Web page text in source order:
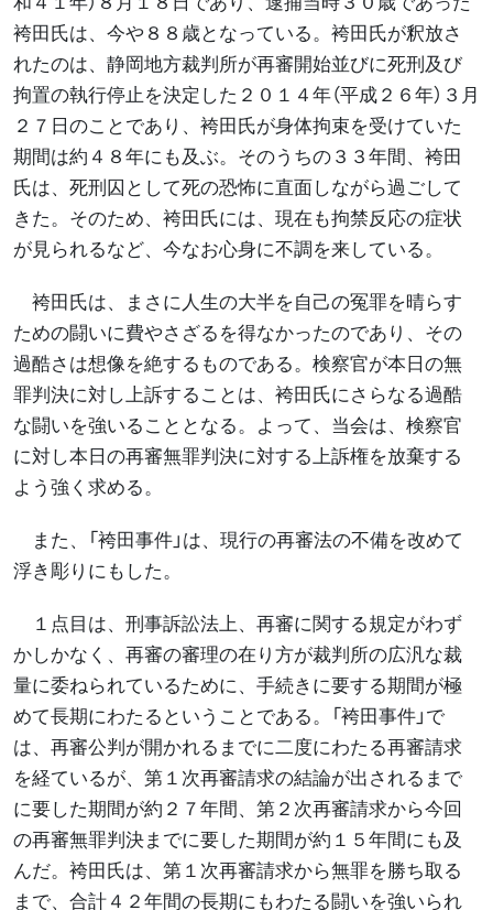
袴田氏は、今や８８歳となっている。袴田氏が釈放さ
れたのは、静岡地方裁判所が再審開始並びに死刑及び
拘置の執行停止を決定した２０１４年（平成２６年）３月
２７日のことであり、袴田氏が身体拘束を受けていた
期間は約４８年にも及ぶ。そのうちの３３年間、袴田
氏は、死刑囚として死の恐怖に直面しながら過ごして
きた。そのため、袴田氏には、現在も拘禁反応の症状
が見られるなど、今なお心身に不調を来している。
袴田氏は、まさに人生の大半を自己の冤罪を晴らす
ための闘いに費やさざるを得なかったのであり、その
過酷さは想像を絶するものである。検察官が本日の無
罪判決に対し上訴することは、袴田氏にさらなる過酷
な闘いを強いることとなる。よって、当会は、検察官
に対し本日の再審無罪判決に対する上訴権を放棄する
よう強く求める。
また、「袴田事件」は、現行の再審法の不備を改めて
浮き彫りにもした。
１点目は、刑事訴訟法上、再審に関する規定がわず
かしかなく、再審の審理の在り方が裁判所の広汎な裁
量に委ねられているために、手続きに要する期間が極
めて長期にわたるということである。「袴田事件」で
は、再審公判が開かれるまでに二度にわたる再審請求
を経ているが、第１次再審請求の結論が出されるまで
に要した期間が約２７年間、第２次再審請求から今回
の再審無罪判決までに要した期間が約１５年間にも及
んだ。袴田氏は、第１次再審請求から無罪を勝ち取る
まで、合計４２年間の長期にもわたる闘いを強いられ